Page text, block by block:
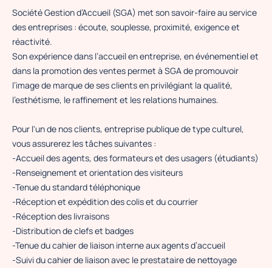
Société Gestion d’Accueil (SGA) met son savoir-faire au service
des entreprises : écoute, souplesse, proximité, exigence et
réactivité.
Son expérience dans l’accueil en entreprise, en événementiel et
dans la promotion des ventes permet à SGA de promouvoir
l’image de marque de ses clients en privilégiant la qualité,
l’esthétisme, le raffinement et les relations humaines.
Pour l'un de nos clients, entreprise publique de type culturel,
vous assurerez les tâches suivantes :
-Accueil des agents, des formateurs et des usagers (étudiants)
-Renseignement et orientation des visiteurs
-Tenue du standard téléphonique
-Réception et expédition des colis et du courrier
-Réception des livraisons
-Distribution de clefs et badges
-Tenue du cahier de liaison interne aux agents d’accueil
-Suivi du cahier de liaison avec le prestataire de nettoyage